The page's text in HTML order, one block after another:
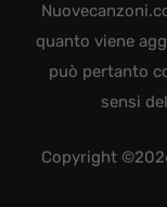
quanto viene
può pertanto
sensi
Copyright